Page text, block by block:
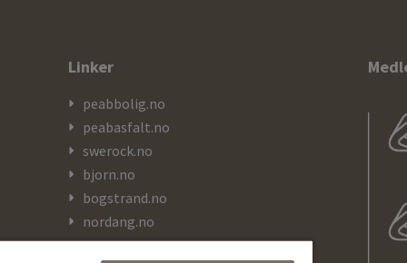
Linker
peabbolig.no
peabasfalt.no
swerock.no
bjorn.no
bogstrand.no
nordang.no
kranor.no